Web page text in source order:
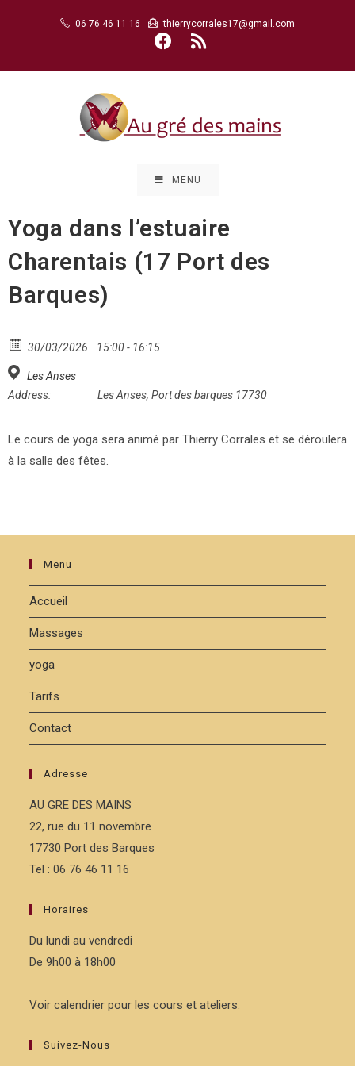
06 76 46 11 16 thierrycorrales17@gmail.com
MENU
Yoga dans l’estuaire
Charentais (17 Port des
Barques)
30/03/2026 15:00 - 16:15
Les Anses
Address:
Les Anses, Port des barques 17730
Le cours de yoga sera animé par Thierry Corrales et se déroulera
à la salle des fêtes.
Menu
Accueil
Massages
yoga
Tarifs
Contact
Adresse
AU GRE DES MAINS
22, rue du 11 novembre
17730 Port des Barques
Tel : 06 76 46 11 16
Horaires
Du lundi au vendredi
De 9h00 à 18h00
Voir calendrier pour les cours et ateliers.
Suivez-Nous